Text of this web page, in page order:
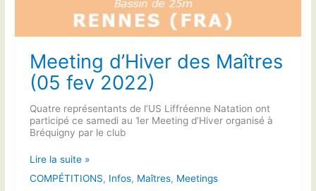
Meeting d’Hiver des Maîtres
(05 fev 2022)
Quatre représentants de l’US Liffréenne Natation ont
participé ce samedi au 1er Meeting d’Hiver organisé à
Bréquigny par le club
Meeting
des
Lire la suite »
COMPÉTITIONS, Infos, Maîtres, Meetings